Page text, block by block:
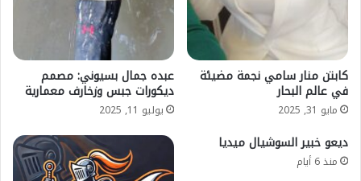
كابتن منار سامي نجمة مضيئة
في عالم البحار
مايو 31, 2025
عبده جمال بسيوني: مصمم
ديكورات جبس وزخارف معمارية
يوليو 11, 2025
ديعو خبير السوشيال ميديا
منذ 6 أيام